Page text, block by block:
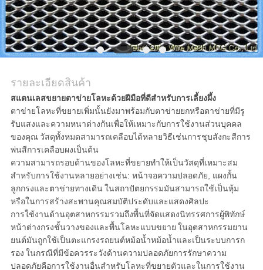
เว็บไซต์
PRIVACY
POLICY
รายละเอียดสินค้า
สแตนเลสขยายตาข่ายโลหะด้วยฝีมือที่ดีสำหรับการเลี้ยงผึ้ง
ตาข่ายโลหะที่ขยายเพิ่มนั้นยังมาพร้อมกับตาข่ายยกหรือตาข่ายที่มีรู
รับแสงและความหนาต่างกันเพื่อให้เหมาะกับการใช้งานส่วนบุคคล
ของคุณ วัสดุทั้งหมดสามารถเคลือบได้หลายวิธีเช่นการชุบสังกะสีการ
พ่นสีการเคลือบผงเป็นต้น
ความสามารถรอบด้านของโลหะที่ขยายทำให้เป็นวัสดุที่เหมาะสม
สำหรับการใช้งานหลายอย่างเช่น: หน้าจอความปลอดภัย, แผงกั้น
ลูกกรงและตาข่ายทางเดิน ในสถาปัตยกรรมมันสามารถใช้เป็นหุ้ม
หรือในการสร้างสะพานคุณสมบัติประดับและแสดงศิลปะ
การใช้งานด้านอุตสาหกรรมรวมถึงพื้นที่จัดแสดงนิทรรศการผู้พิทักษ์
หน้าต่างกรงชั้นวางของและพื้นโลหะแบบขยาย ในอุตสาหกรรมยาน
ยนต์มันถูกใช้เป็นตะแกรงรถยนต์หม้อน้ำหม้อน้ำและเป็นระบบการก
รอง ในกรณีที่มีข้อควรระวังด้านความปลอดภัยการรักษาความ
ปลอดภัยคือการใช้งานอื่นสำหรับโลหะที่ขยายตัวและในการใช้งาน